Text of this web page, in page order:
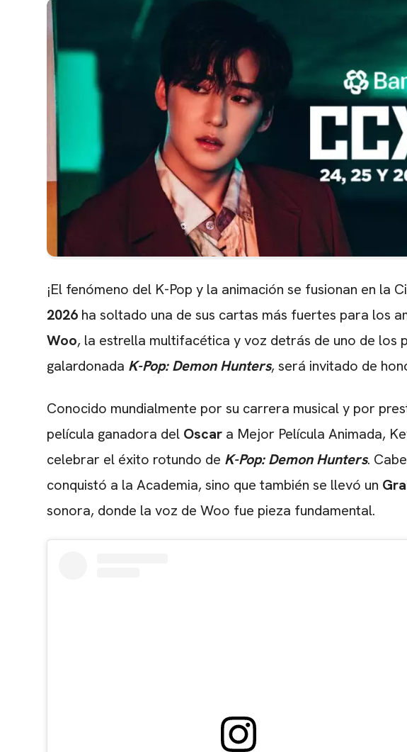
¡El fenómeno del K-Pop y la animación se fusionan en la
2026 ha soltado una de sus cartas más fuertes para los
Woo, la estrella multifacética y voz detrás de uno de los
galardonada K-Pop: Demon Hunters, será invitado de
Conocido mundialmente por su carrera musical y por
película ganadora del Oscar a Mejor Película Animada,
celebrar el éxito rotundo de K-Pop: Demon Hunters.
conquistó a la Academia, sino que también se llevó un
sonora, donde la voz de Woo fue pieza fundamental.